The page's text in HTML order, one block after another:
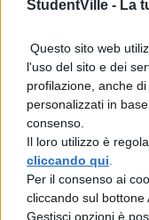
StudentVille - La
Questo sito web
l'uso del sito e dei
profilazione, anche
personalizzati in
consenso.
Il loro utilizzo è
cliccando qui
Per il consenso ai
cliccando sul bottone
Gestisci opzioni è
realizzazione
mediante la
così origine
società
statale). Nell’
istituzione
fondamento